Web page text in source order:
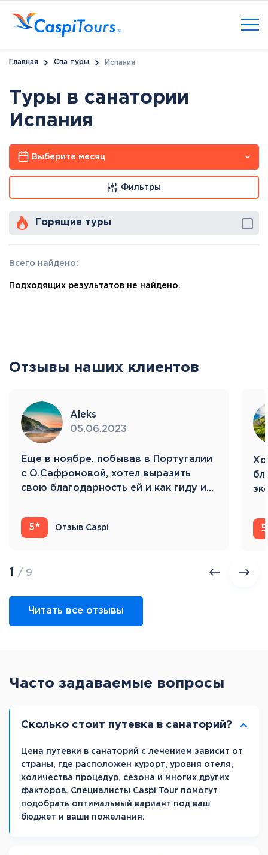
Главная Спа туры Испания
Туры в санатории
Испания
Выберите месяц
Фильтры
Горящие туры
Всего найдено:
Подходящих результатов не найдено.
Отзывы наших клиентов
Aleks
05.06.2023
Eще в ноябре, побывав в Португалии
с О.Сафроновой, хотел выразить
свою благодарность ей и как гиду и…
5 Отзыв Caspi 5
1 / 9
Читать все отзывы
Часто задаваемые вопросы
Сколько стоит путевка в санаторий?
Цена путевки в санаторий с лечением зависит от
страны, где расположен курорт, уровня отеля,
количества процедур, сезона и многих других
факторов. Специалисты Caspi Tour помогут
подобрать оптимальный вариант под ваш
бюджет и ваши пожелания.